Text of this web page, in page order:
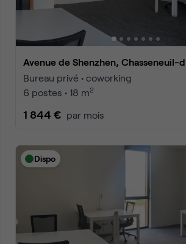
Avenue de Shenzhen, Chasseneuil-
Bureau privé • coworking
6 postes • 18 m2
1 844 € par mois
Dispo